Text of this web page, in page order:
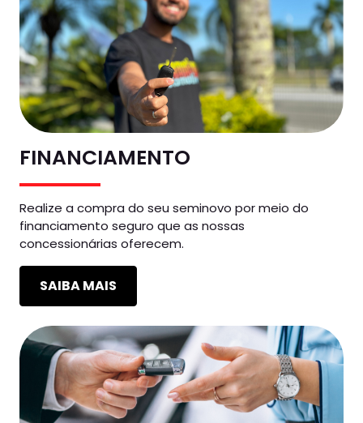
FINANCIAMENTO
Realize a compra do seu seminovo por meio do
financiamento seguro que as nossas
concessionárias oferecem.
SAIBA MAIS